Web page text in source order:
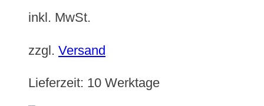
inkl. MwSt.
zzgl. Versand
Lieferzeit: 10 Werktage